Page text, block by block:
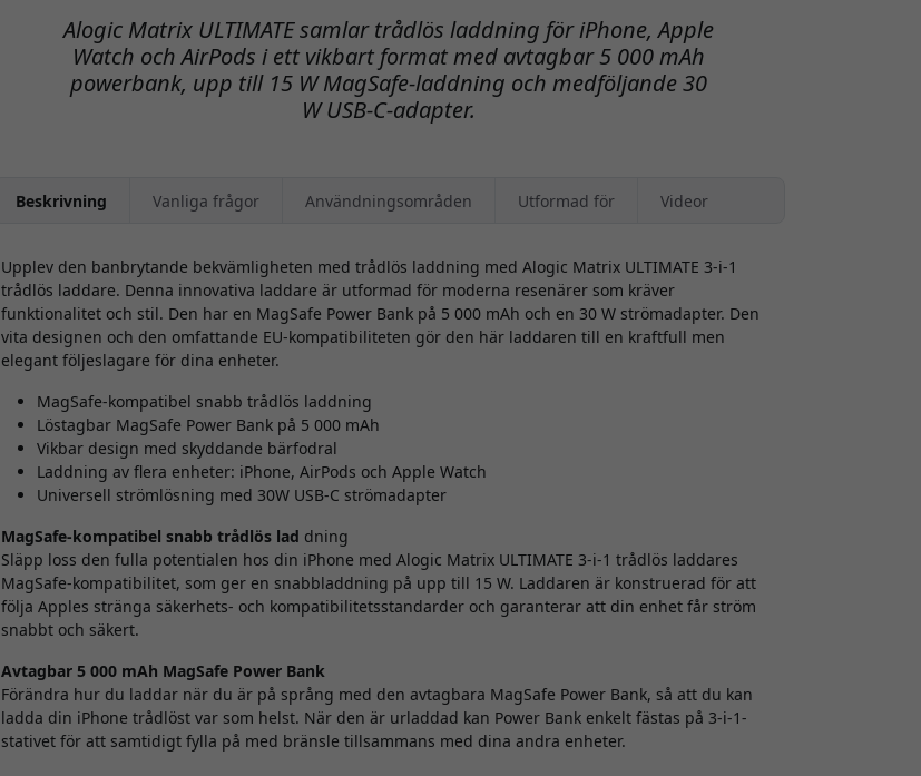
Alogic Matrix ULTIMATE samlar trådlös laddning för iPhone, Apple
Watch och AirPods i ett vikbart format med avtagbar 5 000 mAh
powerbank, upp till 15 W MagSafe-laddning och medföljande 30
W USB-C-adapter.
Beskrivning Vanliga frågor Användningsområden Utformad för Videor
Upplev den banbrytande bekvämligheten med trådlös laddning med Alogic Matrix ULTIMATE 3-i-1
trådlös laddare. Denna innovativa laddare är utformad för moderna resenärer som kräver
funktionalitet och stil. Den har en MagSafe Power Bank på 5 000 mAh och en 30 W strömadapter. Den
vita designen och den omfattande EU-kompatibiliteten gör den här laddaren till en kraftfull men
elegant följeslagare för dina enheter.
MagSafe-kompatibel snabb trådlös laddning
Löstagbar MagSafe Power Bank på 5 000 mAh
Vikbar design med skyddande bärfodral
Laddning av flera enheter: iPhone, AirPods och Apple Watch
Universell strömlösning med 30W USB-C strömadapter
MagSafe-kompatibel snabb trådlös lad dning
Släpp loss den fulla potentialen hos din iPhone med Alogic Matrix ULTIMATE 3-i-1 trådlös laddares
MagSafe-kompatibilitet, som ger en snabbladdning på upp till 15 W. Laddaren är konstruerad för att
följa Apples stränga säkerhets- och kompatibilitetsstandarder och garanterar att din enhet får ström
snabbt och säkert.
Avtagbar 5 000 mAh MagSafe Power Bank
Förändra hur du laddar när du är på språng med den avtagbara MagSafe Power Bank, så att du kan
ladda din iPhone trådlöst var som helst. När den är urladdad kan Power Bank enkelt fästas på 3-i-1-
stativet för att samtidigt fylla på med bränsle tillsammans med dina andra enheter.